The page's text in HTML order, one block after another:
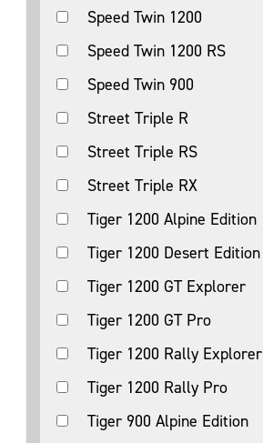
Speed Twin 1200
Speed Twin 1200 RS
Speed Twin 900
Street Triple R
Street Triple RS
Street Triple RX
Tiger 1200 Alpine Edition
Tiger 1200 Desert Edition
Tiger 1200 GT Explorer
Tiger 1200 GT Pro
Tiger 1200 Rally Explorer
Tiger 1200 Rally Pro
Tiger 900 Alpine Edition